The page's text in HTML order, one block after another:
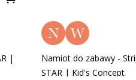
|
N W
Namiot do zabawy -
STAR | Kid's Concept